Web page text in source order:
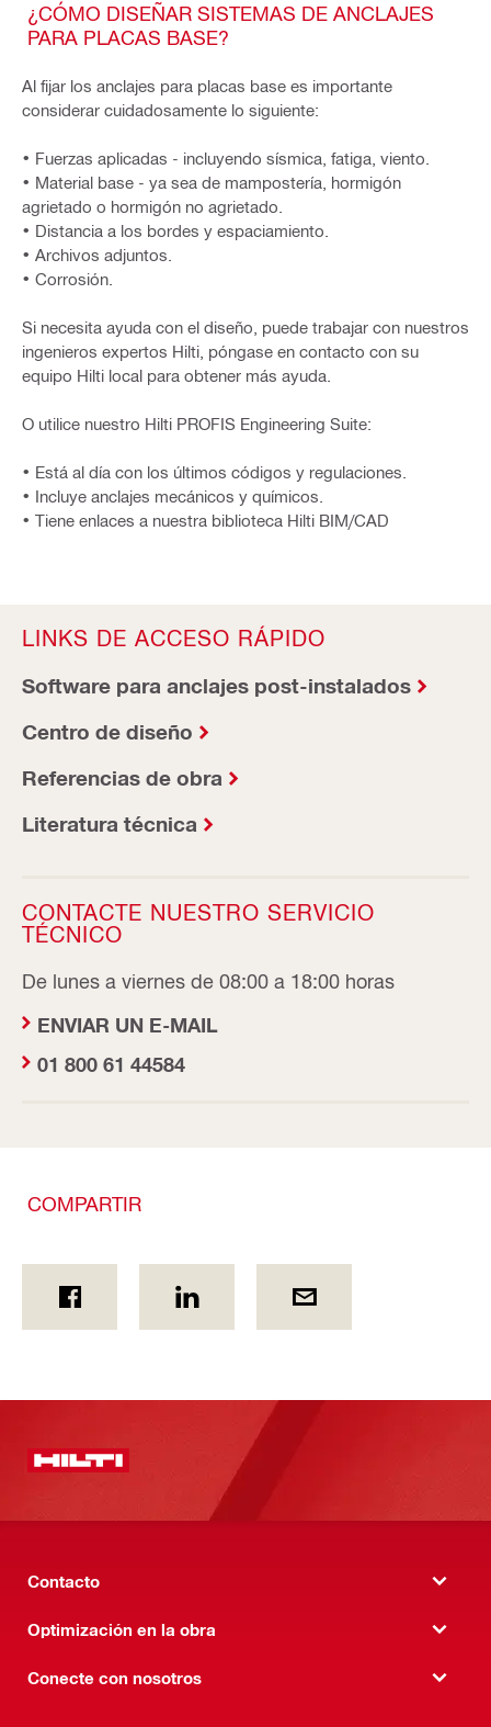
¿CÓMO DISEÑAR SISTEMAS DE ANCLAJES
PARA PLACAS BASE?
Al fijar los anclajes para placas base es importante
considerar cuidadosamente lo siguiente:
• Fuerzas aplicadas - incluyendo sísmica, fatiga, viento.
• Material base - ya sea de mampostería, hormigón
agrietado o hormigón no agrietado.
• Distancia a los bordes y espaciamiento.
• Archivos adjuntos.
• Corrosión.
Si necesita ayuda con el diseño, puede trabajar con nuestros
ingenieros expertos Hilti, póngase en contacto con su
equipo Hilti local para obtener más ayuda.
O utilice nuestro Hilti PROFIS Engineering Suite:
• Está al día con los últimos códigos y regulaciones.
• Incluye anclajes mecánicos y químicos.
• Tiene enlaces a nuestra biblioteca Hilti BIM/CAD
LINKS DE ACCESO RÁPIDO
Software para anclajes post-instalados
Centro de diseño
Referencias de obra
Literatura técnica
CONTACTE NUESTRO SERVICIO
TÉCNICO
De lunes a viernes de 08:00 a 18:00 horas
ENVIAR UN E-MAIL
01 800 61 44584
COMPARTIR
Contacto
Optimización en la obra
Conecte con nosotros